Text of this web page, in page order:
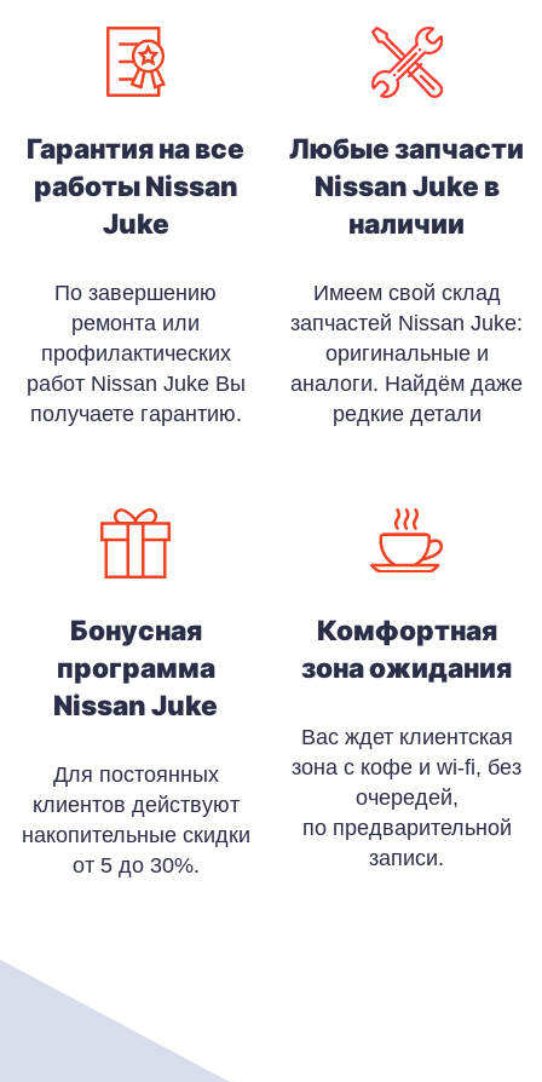
Гарантия на все
работы Nissan
Juke
По завершению
ремонта или
профилактических
работ Nissan Juke Вы
получаете гарантию.
Бонусная
программа
Nissan Juke
Для постоянных
клиентов действуют
накопительные скидки
от 5 до 30%.
Любые запчасти
Nissan Juke в
наличии
Имеем свой склад
запчастей Nissan Juke:
оригинальные и
аналоги. Найдём даже
редкие детали
Комфортная
зона ожидания
Вас ждет клиентская
зона с кофе и wi-fi, без
очередей,
по предварительной
записи.